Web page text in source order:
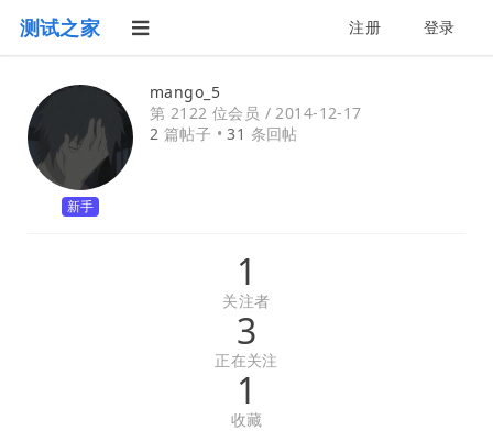
测试之家 注册 登录
新手
mango_5
第 2122 位会员 /2014-12-17
2 篇帖子 •31 条回帖
1
关注者
3
正在关注
1
收藏